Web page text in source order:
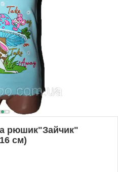
рюшик"Зайчик"
см)